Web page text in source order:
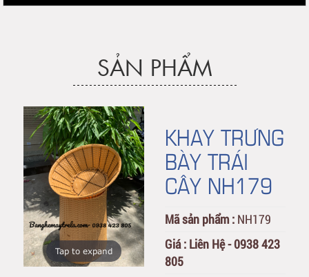
SẢN PHẨM
Tap to expand
KHAY TRƯNG
BÀY TRÁI
CÂY NH179
Mã sản phẩm : NH179
Giá : Liên Hệ - 0938 423
805